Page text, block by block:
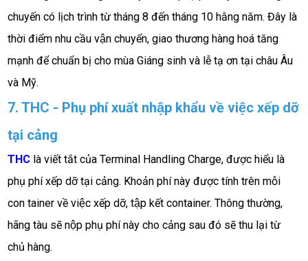
chuyến có lịch trình từ tháng 8 đến tháng 10 hằng năm. Đây là
thời điểm nhu cầu vận chuyển, giao thương hàng hoá tăng
mạnh để chuẩn bị cho mùa Giáng sinh và lễ tạ ơn tại châu Âu
và Mỹ.
7. THC - Phụ phí xuất nhập khẩu về việc xếp dỡ
tại cảng
THC là viết tắt của Terminal Handling Charge, được hiểu là
phụ phí xếp dỡ tại cảng. Khoản phí này được tính trên mỗi
con tainer về việc xếp dỡ, tập kết container. Thông thường,
hãng tàu sẽ nộp phụ phí này cho cảng sau đó sẽ thu lại từ
chủ hàng.